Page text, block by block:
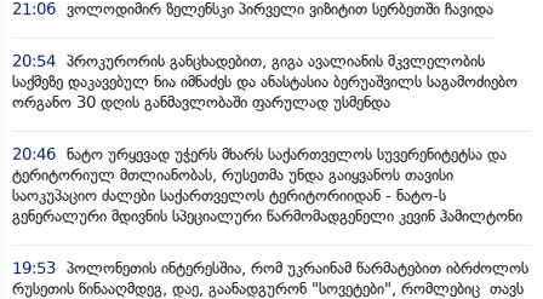
21:06 ვოლოდიმირ ზელენსკი პირველი ვიზიტით სერბეთში ჩავიდა
20:54 პროკურორის განცხადებით, გიგა ავალიანის მკვლელობის
საქმეზე დაკავებულ ნია იმნაძეს და ანასტასია ბერუაშვილს საგამოძიებო
ორგანო 30 დღის განმავლობაში ფარულად უსმენდა
20:46 ნატო ურყევად უჭერს მხარს საქართველოს სუვერენიტეტსა და
ტერიტორიულ მთლიანობას, რუსეთმა უნდა გაიყვანოს თავისი
საოკუპაციო ძალები საქართველოს ტერიტორიიდან - ნატო-ს
გენერალური მდივნის სპეციალური წარმომადგენელი კევინ ჰამილტონი
19:53 პოლონეთის ინტერესშია, რომ უკრაინამ წარმატებით იბრძოლოს
რუსეთის წინააღმდეგ, დაე, გაანადგურონ "სოვეტები", რომლებიც თავს